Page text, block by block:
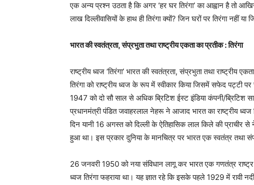
एक अन्य प्रश्न उठता है कि अगर ‘हर घर तिरंगा’ का आह्वान है तो आखिर
लाख दिल्लीवासियों के हाथ ही तिरंगा क्यों? जिन घरों पर तिरंगा नहीं
भारत की स्वतंत्रता, संप्रभुता तथा राष्ट्रीय एकता का प्रतीक : तिरंगा
राष्ट्रीय ध्वज ‘तिरंगा’ भारत की स्वतंत्रता, संप्रभुता तथा
तिरंगा को राष्ट्रीय ध्वज के रूप में स्वीकार किया जिसमें सफेद
1947 को दो सौ साल से अधिक ब्रिटिश ईस्ट इंडिया कंपनी/ब्रिटिश
प्रधानमंत्री पंडित जवाहरलाल नेहरू ने आजाद भारत का राष्ट्रीय
दिन यानी 16 अगस्त को दिल्ली के ऐतिहासिक लाल किले की प्राचीर
हुआ था। इस प्रकार दुनिया के मानचित्र पर भारत एक स्वतंत्र तथा
26 जनवरी 1950 को नया संविधान लागू कर भारत एक गणतंत्र
ध्वज तिरंगा फहराया था। यह ज्ञात रहे कि इसके पहले 1929 में रावी